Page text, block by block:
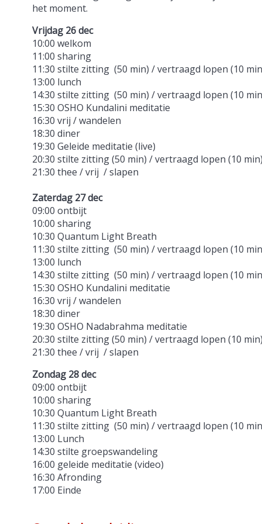
het moment.
Vrijdag 26 dec
10:00 welkom
11:00 sharing
11:30 stilte zitting (50 min) / vertraagd lopen (10
13:00 lunch
14:30 stilte zitting (50 min) / vertraagd lopen (10
15:30 OSHO Kundalini meditatie
16:30 vrij / wandelen
18:30 diner
19:30 Geleide meditatie (live)
20:30 stilte zitting (50 min) / vertraagd lopen (10 min)
21:30 thee / vrij / slapen
Zaterdag 27 dec
09:00 ontbijt
10:00 sharing
10:30 Quantum Light Breath
11:30 stilte zitting (50 min) / vertraagd lopen (10
13:00 lunch
14:30 stilte zitting (50 min) / vertraagd lopen (10
15:30 OSHO Kundalini meditatie
16:30 vrij / wandelen
18:30 diner
19:30 OSHO Nadabrahma meditatie
20:30 stilte zitting (50 min) / vertraagd lopen (10 min)
21:30 thee / vrij / slapen
Zondag 28 dec
09:00 ontbijt
10:00 sharing
10:30 Quantum Light Breath
11:30 stilte zitting (50 min) / vertraagd lopen (10
13:00 Lunch
14:30 stilte groepswandeling
16:00 geleide meditatie (video)
16:30 Afronding
17:00 Einde